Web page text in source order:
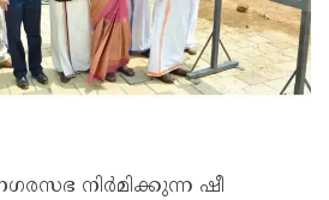
നിർമിക്കുന്ന ഷീ